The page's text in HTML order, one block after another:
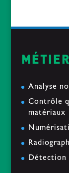
Analyse
Contrôle
matériaux
Détection